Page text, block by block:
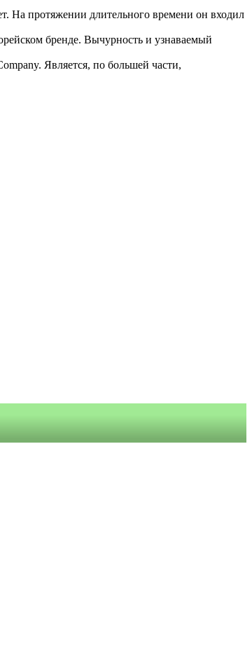
На протяжении длительного времени он входил
бренде. Вычурность и узнаваемый
Является, по большей части,